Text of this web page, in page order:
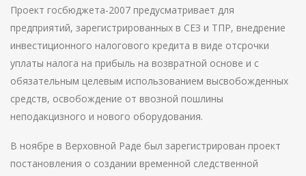
Проект госбюджета-2007 предусматривает для
предприятий, зарегистрированных в СЕЗ и ТПР, внедрение
инвестиционного налогового кредита в виде отсрочки
уплаты налога на прибыль на возвратной основе и с
обязательным целевым использованием высвобожденных
средств, освобождение от ввозной пошлины
неподакцизного и нового оборудования.
В ноябре в Верховной Раде был зарегистрирован проект
постановления о создании временной следственной